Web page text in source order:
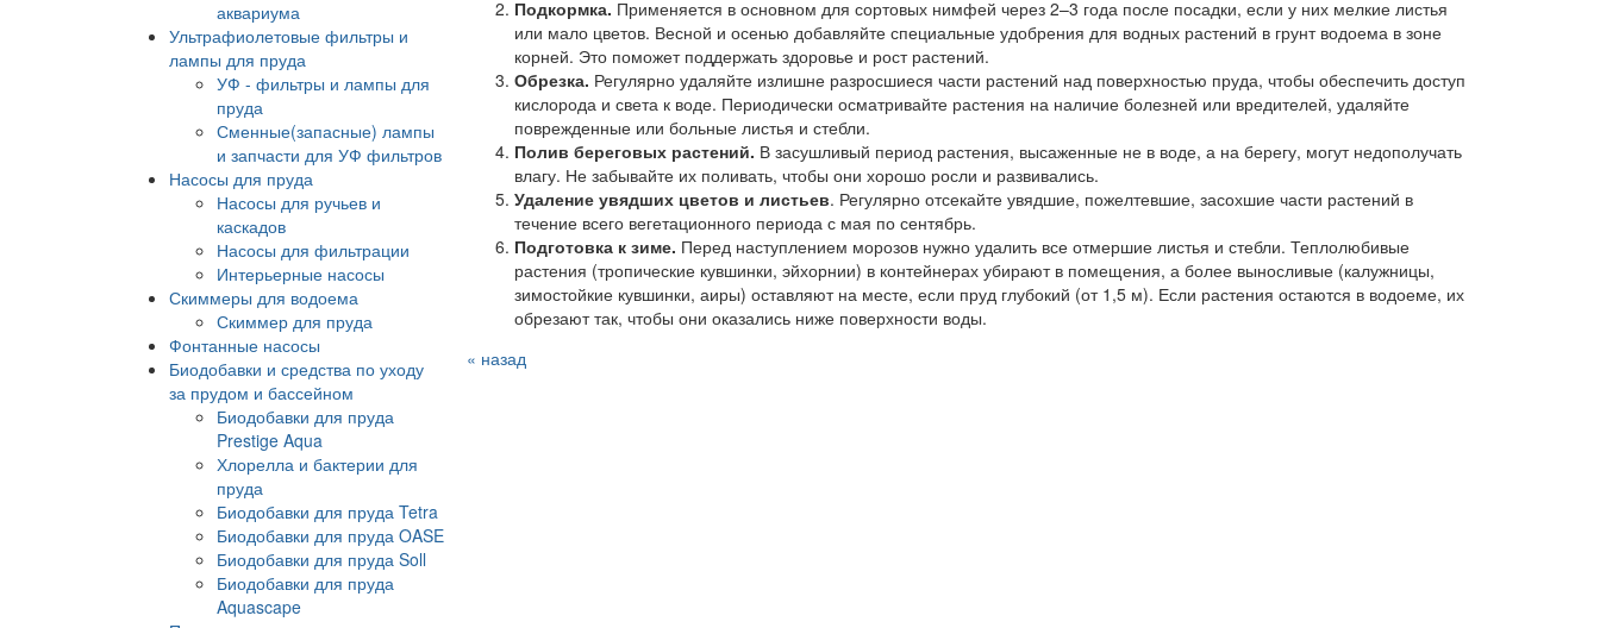
аквариума
Ультрафиолетовые фильтры и
лампы для пруда
УФ - фильтры и лампы для
пруда
Сменные(запасные) лампы
и запчасти для УФ фильтров
Насосы для пруда
Насосы для ручьев и
каскадов
Насосы для фильтрации
Интерьерные насосы
Скиммеры для водоема
Скиммер для пруда
Фонтанные насосы
Биодобавки и средства по уходу
за прудом и бассейном
Биодобавки для пруда
Prestige Aqua
Хлорелла и бактерии для
пруда
Биодобавки для пруда Tetra
Биодобавки для пруда OASE
Биодобавки для пруда Soll
Биодобавки для пруда
Aquascape
Подкормка. Применяется в основном для сортовых нимфей через 2–3 года после посадки, если у них мелкие листья
или мало цветов. Весной и осенью добавляйте специальные удобрения для водных растений в грунт водоема в зоне
корней. Это поможет поддержать здоровье и рост растений.
Обрезка. Регулярно удаляйте излишне разросшиеся части растений над поверхностью пруда, чтобы обеспечить доступ
кислорода и света к воде. Периодически осматривайте растения на наличие болезней или вредителей, удаляйте
поврежденные или больные листья и стебли.
Полив береговых растений. В засушливый период растения, высаженные не в воде, а на берегу, могут недополучать
влагу. Не забывайте их поливать, чтобы они хорошо росли и развивались.
Удаление увядших цветов и листьев. Регулярно отсекайте увядшие, пожелтевшие, засохшие части растений в
течение всего вегетационного периода с мая по сентябрь.
Подготовка к зиме. Перед наступлением морозов нужно удалить все отмершие листья и стебли. Теплолюбивые
растения (тропические кувшинки, эйхорнии) в контейнерах убирают в помещения, а более выносливые (калужницы,
зимостойкие кувшинки, аиры) оставляют на месте, если пруд глубокий (от 1,5 м). Если растения остаются в водоеме, их
обрезают так, чтобы они оказались ниже поверхности воды.
« назад